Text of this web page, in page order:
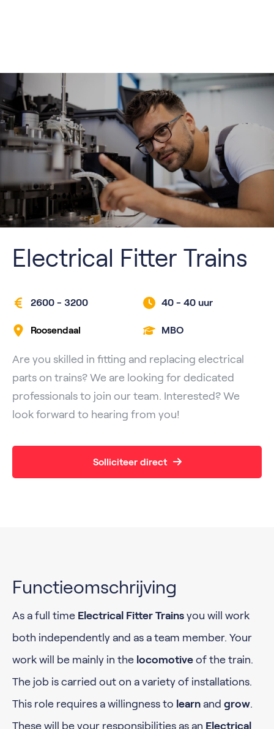
Electrical Fitter Trains
2600 - 3200 40 - 40 uur
Roosendaal MBO
Are you skilled in fitting and replacing electrical
parts on trains? We are looking for dedicated
professionals to join our team. Interested? We
look forward to hearing from you!
Solliciteer direct
Functieomschrijving
As a full time Electrical Fitter Trains you will work
both independently and as a team member. Your
work will be mainly in the locomotive of the train.
The job is carried out on a variety of installations.
This role requires a willingness to learn and grow.
These will be your responsibilities as an Electrical